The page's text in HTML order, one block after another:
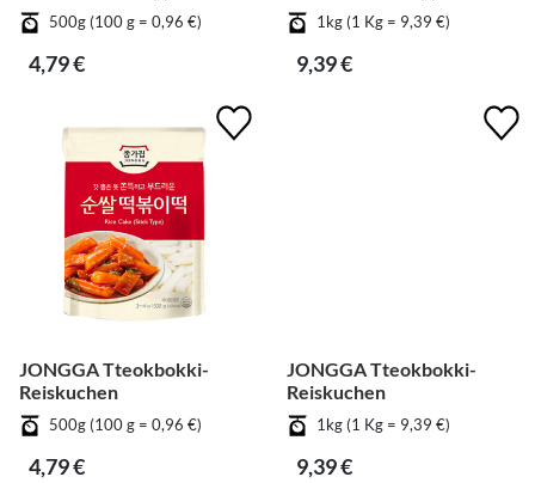
500g (100 g = 0,96 €)
4,79 €
1kg (1 Kg = 9,39 €)
9,39 €
JONGGA Tteokbokki-
Reiskuchen
500g (100 g = 0,96 €)
4,79 €
JONGGA Tteokbokki-
Reiskuchen
1kg (1 Kg = 9,39 €)
9,39 €